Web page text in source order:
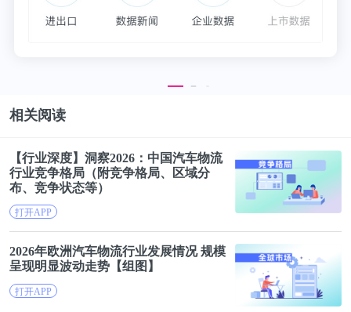
对于成为学者，他们要有清醒的自我意识。
成为学者，尽量不要读学术型博士，而选择去读职业
型、专业型博士，否则确有浪费个人才华、时间、精
源之弊。
在我国，较少见到怎样成为合格博士生的书籍。但美
国却有很多如何把博士生培养成为学者的讨论以及相
关著述。在此仅举一例。
《从学生到学者：博士生指南》一书在美国被称为博
相关阅读
【行业深度】洞察2026：中国汽车物流
行业竞争格局（附竞争格局、区域分
布、竞争状态等）
打开APP
2026年欧洲汽车物流行业发展情况 规模
呈现明显波动走势【组图】
打开APP